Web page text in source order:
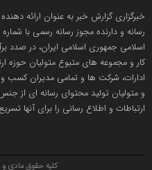
پایگاه اطلاع رسانی دریا و
تریبون
انتشار گسترده محتوا در رسانه
محمدعلی کرمعلی
خبرگزاری گزارش خبر به عنوان ارائه
اسلامی جمهوری اسلامی ایران، در صدد
کار و مجموعه های متبوع متولیان حوزه
ادارات، شرکت ها و تمامی مدیران کسب
و متولیان تولید محتوای رسانه ای از
ارتباطات و اطلاع رسانی را برای آنها
کلیه حقوق مادی